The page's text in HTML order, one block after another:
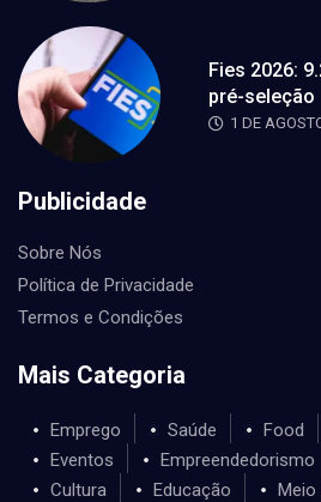
Fies 2026:
pré-seleção
1 DE
Publicidade
Sobre Nós
Política de Privacidade
Termos e Condições
Mais Categoria
Emprego Saúde Food
Eventos
Empreendedorismo
Cultura
Educação Meio